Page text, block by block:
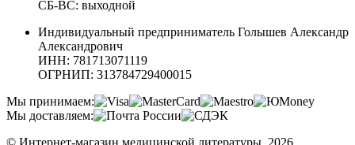
СБ-ВС: выходной
Индивидуальный предприниматель Голышев Александр
Александрович
ИНН: 781713071119
ОГРНИП: 313784729400015
Мы принимаем:
Мы доставляем: